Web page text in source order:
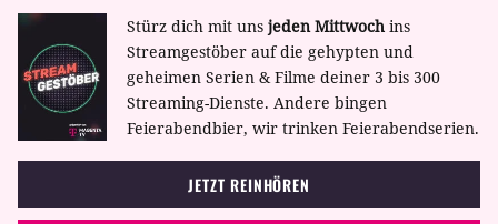
Stürz dich mit uns jeden Mittwoch ins
Streamgestöber auf die gehypten und
geheimen Serien & Filme deiner 3 bis 300
Streaming-Dienste. Andere bingen
Feierabendbier, wir trinken Feierabendserien.
JETZT REINHÖREN